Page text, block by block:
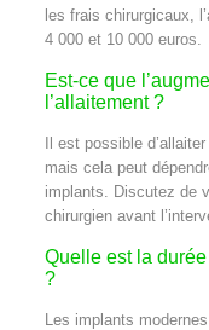
les frais chirurgicaux,
4 000 et 10 000 euros.
Est-ce que
l’allaitement ?
Il est possible
mais cela peut
implants. Discutez de
chirurgien avant
Quelle est la
?
Les implants